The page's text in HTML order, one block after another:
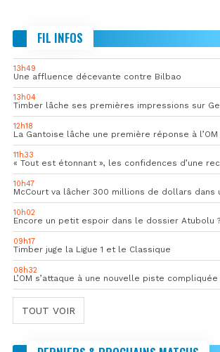
FIL INFOS
13h49
Une affluence décevante contre Bilbao
13h04
Timber lâche ses premières impressions sur
12h18
La Gantoise lâche une première réponse à
11h33
10h47
McCourt va lâcher 300 millions de dollars dans
10h02
Encore un petit espoir dans le dossier Atubolu ?
09h17
Timber juge la Ligue 1 et le Classique
08h32
TOUT VOIR